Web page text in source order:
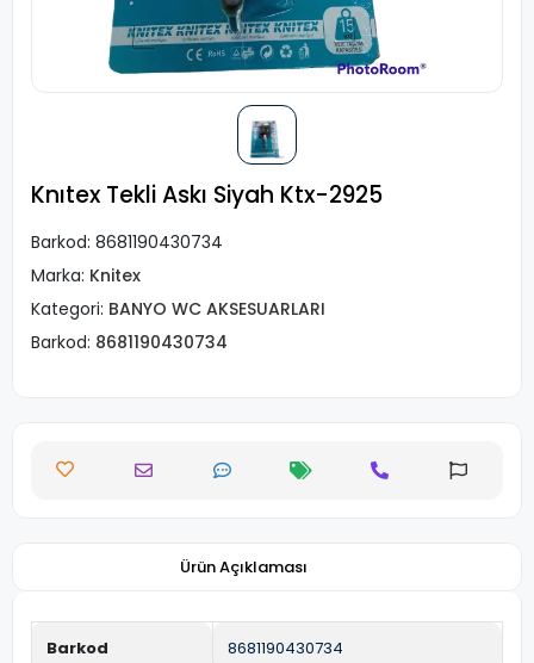
Knıtex Tekli Askı Siyah Ktx-2925
Barkod: 8681190430734
Marka: Knitex
Kategori: BANYO WC AKSESUARLARI
Barkod: 8681190430734
Ürün Açıklaması
Barkod 8681190430734